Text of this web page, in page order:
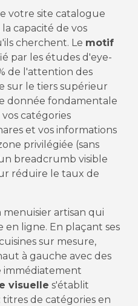
votre site catalogue
capacité de vos
cherchent. Le motif
par les études d'eye-
de l'attention des
sur le tiers supérieur
donnée fondamentale
catégories
et vos informations
privilégiée (sans
breadcrumb visible
réduire le taux de
artisan qui
ligne. En plaçant ses
sur mesure,
à gauche avec des
immédiatement
visuelle s'établit
de catégories en